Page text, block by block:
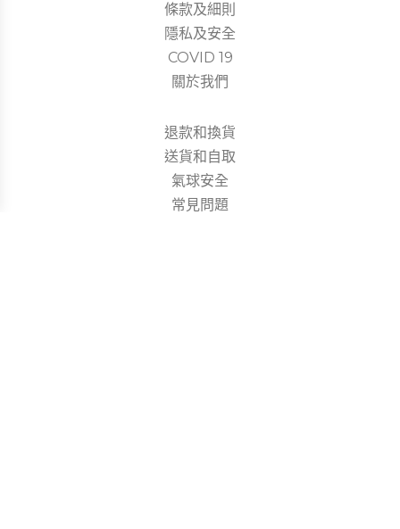
條款及細則
隱私及安全
COVID 19
關於我們
退款和換貨
送貨和自取
氣球安全
常見問題